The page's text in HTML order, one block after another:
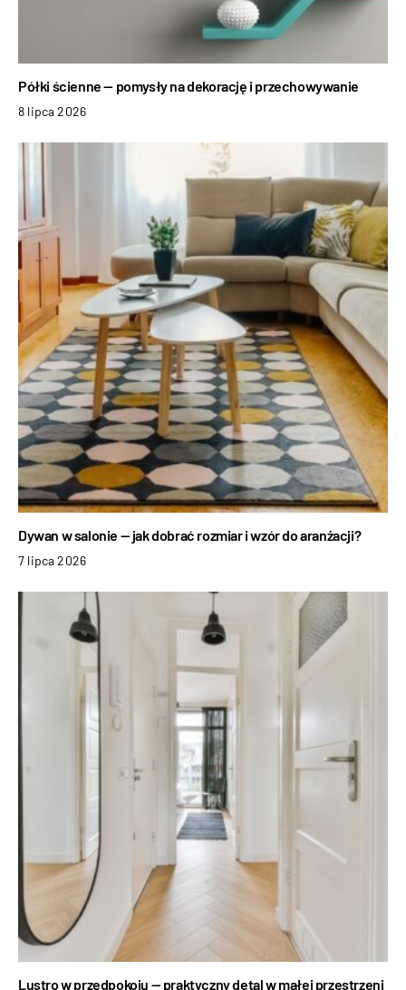
Półki ścienne — pomysły na dekorację i przechowywanie
8 lipca 2026
Dywan w salonie — jak dobrać rozmiar i wzór do aranżacji?
7 lipca 2026
Lustro w przedpokoju — praktyczny detal w małej przestrzeni